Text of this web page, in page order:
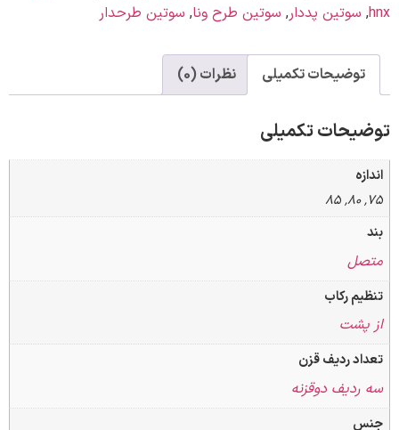
پددار, سوتین طرح ونا,سوتین طرحدار
تکمیلی نظرات (0)
تکمیلی
رکاب
ردیف قزن
دوقزنه